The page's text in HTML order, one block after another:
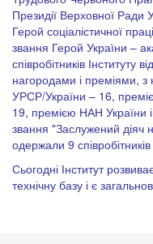
Президії Верховної
Герой соціалістичної
звання Герой України –
співробітників Інституту
нагородами і преміями,
УРСР/України – 16,
19, премією НАН України
звання "Заслужений діяч
одержали 9 співробітників
Сьогодні Інститут
технічну базу і є